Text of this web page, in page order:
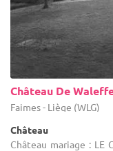
Château De
Faimes - Liège (WLG)
Château
Château mariage : LE